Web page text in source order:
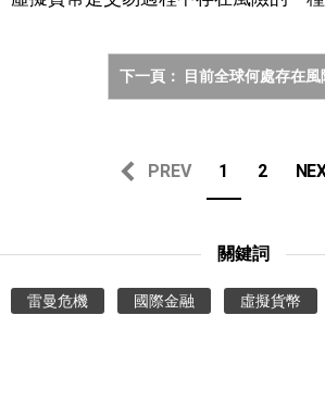
下一頁： 目前全球何處存在風
PREV 1 2
關鍵詞
雷曼危機 國際金融 虛擬貨幣